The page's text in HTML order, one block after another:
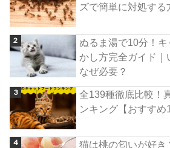
ズで簡単に対処する
ぬるま湯で10分！
かし方完全ガイド｜
なぜ必要？
全139種徹底比較！
ンキング【おすすめ
猫は桃の匂いが好き